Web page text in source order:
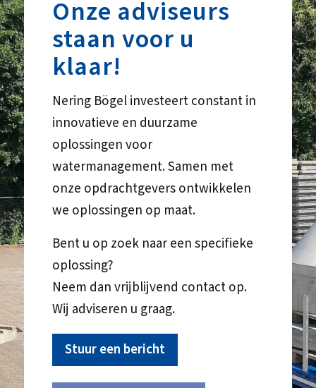
Onze adviseurs
staan voor u
klaar!
Nering Bögel investeert constant in
innovatieve en duurzame
oplossingen voor
watermanagement. Samen met
onze opdrachtgevers ontwikkelen
we oplossingen op maat.
Bent u op zoek naar een specifieke
oplossing?
Neem dan vrijblijvend contact op.
Wij adviseren u graag.
Stuur een bericht